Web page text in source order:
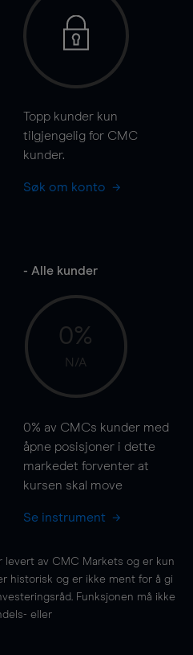
Topp kunder kun
tilgjengelig for CMC
kunder.
Søk om konto
- Alle kunder
0%
N/A
0% av CMCs kunder med
åpne posisjoner i dette
markedet forventer at
kursen skal move
Se instrument
levert av CMC Markets og er kun
historisk og er ikke ment for å gi
Funksjonen må ikke
eller